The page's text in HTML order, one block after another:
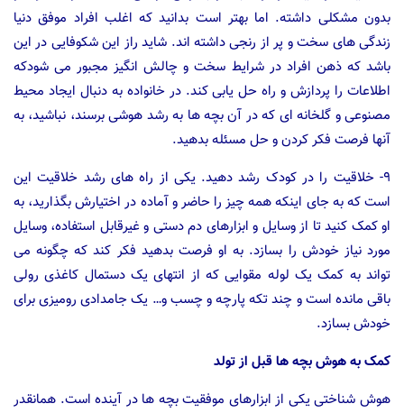
بدون مشکلی داشته. اما بهتر است بدانید که اغلب افراد موفق دنیا
زندگی های سخت و پر از رنجی داشته اند. شاید راز این شکوفایی در این
باشد که ذهن افراد در شرایط سخت و چالش انگیز مجبور می شودکه
اطلاعات را پردازش و راه حل یابی کند. در خانواده به دنبال ایجاد محیط
مصنوعی و گلخانه ای که در آن بچه ها به رشد هوشی برسند، نباشید، به
آنها فرصت فکر کردن و حل مسئله بدهید.
۹- خلاقیت را در کودک رشد دهید. یکی از راه های رشد خلاقیت این
است که به جای اینکه همه چیز را حاضر و آماده در اختیارش بگذارید، به
او کمک کنید تا از وسایل و ابزارهای دم دستی و غیرقابل استفاده، وسایل
مورد نیاز خودش را بسازد. به او فرصت بدهید فکر کند که چگونه می
تواند به کمک یک لوله مقوایی که از انتهای یک دستمال کاغذی رولی
باقی مانده است و چند تکه پارچه و چسب و… یک جامدادی رومیزی برای
خودش بسازد.
کمک به هوش بچه ها قبل از تولد
هوش شناختی یکی از ابزارهای موفقیت بچه ها در آینده است. همانقدر